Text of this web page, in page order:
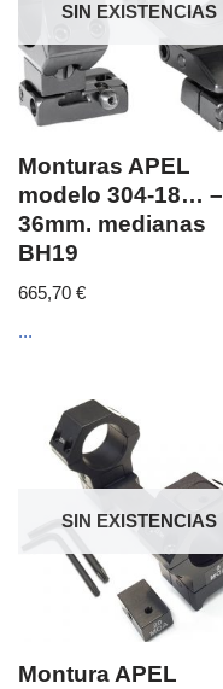
SIN EXISTENCIAS
Monturas APEL
modelo 304-18… –
36mm. medianas
BH19
665,70 €
...
SIN EXISTENCIAS
Montura APEL